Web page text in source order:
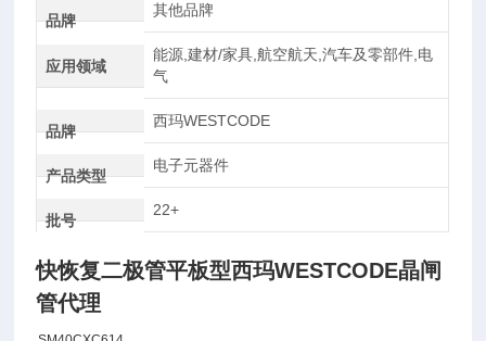
品牌
其他品牌
应用领域
能源,建材/家具,航空航天,汽车及零部件,电
气
品牌
西玛WESTCODE
产品类型
电子元器件
批号
22+
快恢复二极管平板型西玛WESTCODE晶闸
管代理